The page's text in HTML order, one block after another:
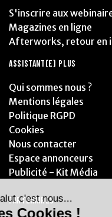
S'inscrire aux
Magazines en ligne
Afterworks, retour en
ASSISTANT(E) PLUS
Qui sommes nous ?
Mentions légales
Politique RGPD
Cookies
Nous contacter
Espace annonceurs
Publicité - Kit Média
PARTENAIRES